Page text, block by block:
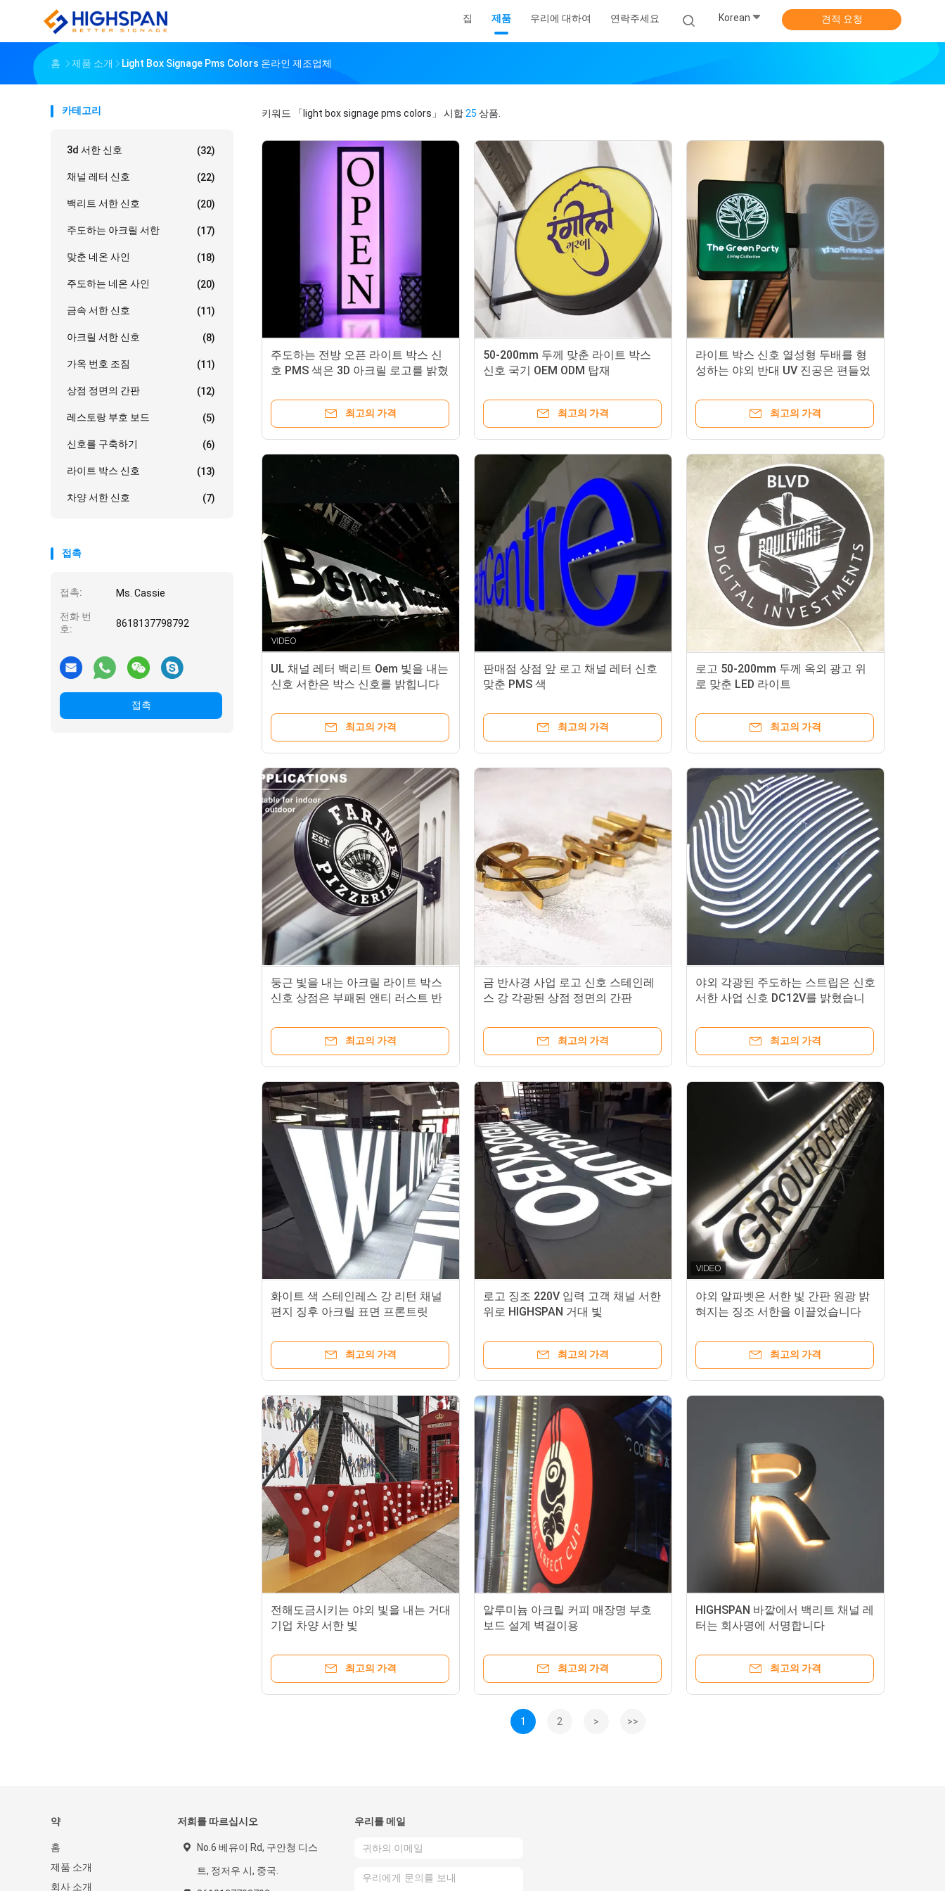
집 제품 우리에 대하여 연락주세요 Korean 견적 요청
홈 제품 소개 Light Box Signage Pms Colors 온라인 제조업체
카테고리
3d 서한 신호 (32)
채널 레터 신호 (22)
백리트 서한 신호 (20)
주도하는 아크릴 서한 (17)
맞춘 네온 사인 (18)
주도하는 네온 사인 (20)
금속 서한 신호 (11)
아크릴 서한 신호 (8)
가옥 번호 조짐 (11)
상점 정면의 간판 (12)
레스토랑 부호 보드 (5)
신호를 구축하기 (6)
라이트 박스 신호 (13)
차양 서한 신호 (7)
접촉
접촉: Ms. Cassie
전화 번
호:
8618137798792
접촉
키워드 「light box signage pms colors」 시합 25 상품.
주도하는 전방 오픈 라이트 박스 신
호 PMS 색은 3D 아크릴 로고를 밝혔
최고의 가격
50-200mm 두께 맞춘 라이트 박스
신호 국기 OEM ODM 탑재
최고의 가격
라이트 박스 신호 열성형 두배를 형
성하는 야외 반대 UV 진공은 편들었
최고의 가격
UL 채널 레터 백리트 Oem 빛을 내는
신호 서한은 박스 신호를 밝힙니다
최고의 가격
판매점 상점 앞 로고 채널 레터 신호
맞춘 PMS 색
최고의 가격
로고 50-200mm 두께 옥외 광고 위
로 맞춘 LED 라이트
최고의 가격
둥근 빛을 내는 아크릴 라이트 박스
신호 상점은 부패된 앤티 러스트 반
최고의 가격
금 반사경 사업 로고 신호 스테인레
스 강 각광된 상점 정면의 간판
최고의 가격
야외 각광된 주도하는 스트립은 신호
서한 사업 신호 DC12V를 밝혔습니
최고의 가격
화이트 색 스테인레스 강 리턴 채널
편지 징후 아크릴 표면 프론트릿
최고의 가격
로고 징조 220V 입력 고객 채널 서한
위로 HIGHSPAN 거대 빛
최고의 가격
야외 알파벳은 서한 빛 간판 원광 밝
혀지는 징조 서한을 이끌었습니다
최고의 가격
전해도금시키는 야외 빛을 내는 거대
기업 차양 서한 빛
최고의 가격
알루미늄 아크릴 커피 매장명 부호
보드 설계 벽걸이용
최고의 가격
HIGHSPAN 바깥에서 백리트 채널 레
터는 회사명에 서명합니다
최고의 가격
1 2 > >>
약
홈
제품 소개
회사 소개
저희를 따르십시오
No.6 베유이 Rd, 구안청 디스
트, 정저우 시, 중국.
우리를 메일